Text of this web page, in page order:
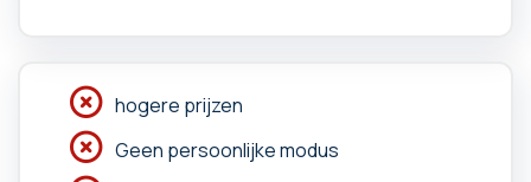
hogere prijzen
Geen persoonlijke modus